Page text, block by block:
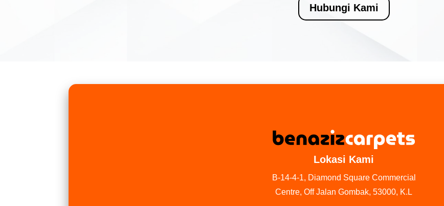
Hubungi Kami
Lokasi Kami
B-14-4-1, Diamond Square Commercial
Centre, Off Jalan Gombak, 53000, K.L